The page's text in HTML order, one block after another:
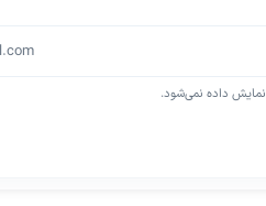
داده نمی‌شود.